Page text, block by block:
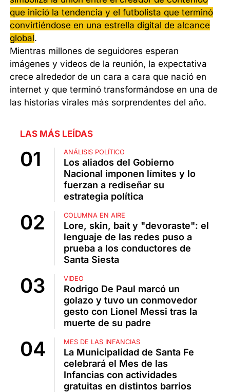
que inició la tendencia y el futbolista que terminó
convirtiéndose en una estrella digital de alcance
global.
Mientras millones de seguidores esperan
imágenes y videos de la reunión, la expectativa
crece alrededor de un cara a cara que nació en
internet y que terminó transformándose en una de
las historias virales más sorprendentes del año.
LAS MÁS LEÍDAS
ANÁLISIS POLÍTICO
Los aliados del Gobierno
Nacional imponen límites y lo
fuerzan a rediseñar su
estrategia política
COLUMNA EN AIRE
Lore, skin, bait y "devoraste": el
lenguaje de las redes puso a
prueba a los conductores de
Santa Siesta
VIDEO
Rodrigo De Paul marcó un
golazo y tuvo un conmovedor
gesto con Lionel Messi tras la
muerte de su padre
MES DE LAS INFANCIAS
La Municipalidad de Santa Fe
celebrará el Mes de las
Infancias con actividades
gratuitas en distintos barrios